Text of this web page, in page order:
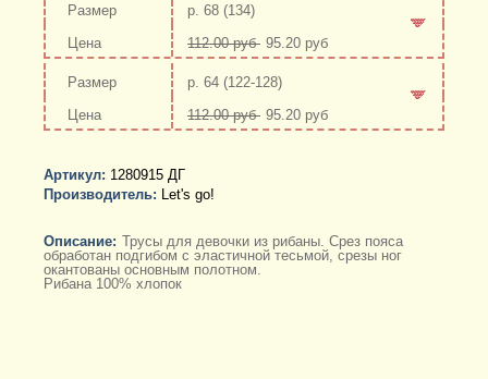
р. 68 (134)
112.00 руб 95.20 руб
- +
р. 64 (122-128)
112.00 руб 95.20 руб
Артикул: 1280915 ДГ
Производитель: Let's go!
Описание: Трусы для девочки из рибаны. Срез пояса
обработан подгибом с эластичной тесьмой, срезы ног
окантованы основным полотном.
Рибана 100% хлопок